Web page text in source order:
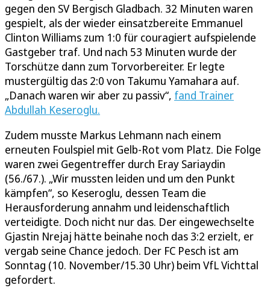
gegen den SV Bergisch Gladbach. 32 Minuten waren
gespielt, als der wieder einsatzbereite Emmanuel
Clinton Williams zum 1:0 für couragiert aufspielende
Gastgeber traf. Und nach 53 Minuten wurde der
Torschütze dann zum Torvorbereiter. Er legte
mustergültig das 2:0 von Takumu Yamahara auf.
„Danach waren wir aber zu passiv“, fand Trainer
Abdullah Keseroglu.
Zudem musste Markus Lehmann nach einem
erneuten Foulspiel mit Gelb-Rot vom Platz. Die Folge
waren zwei Gegentreffer durch Eray Sariaydin
(56./67.). „Wir mussten leiden und um den Punkt
kämpfen“, so Keseroglu, dessen Team die
Herausforderung annahm und leidenschaftlich
verteidigte. Doch nicht nur das. Der eingewechselte
Gjastin Nrejaj hätte beinahe noch das 3:2 erzielt, er
vergab seine Chance jedoch. Der FC Pesch ist am
Sonntag (10. November/15.30 Uhr) beim VfL Vichttal
gefordert.